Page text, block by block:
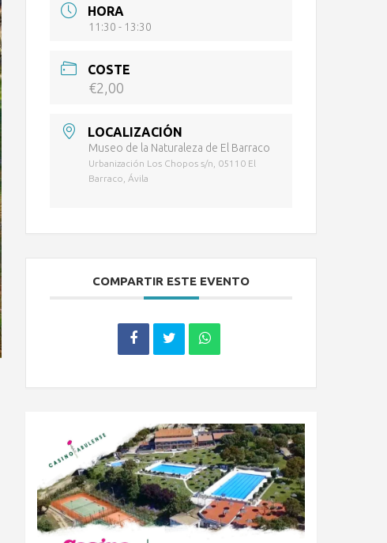
HORA
11:30 - 13:30
COSTE
€2,00
LOCALIZACIÓN
Museo de la Naturaleza de El Barraco
Urbanización Los Chopos s/n, 05110 El
Barraco, Ávila
COMPARTIR ESTE EVENTO